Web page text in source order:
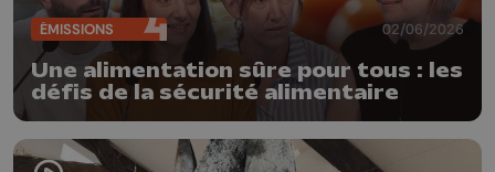
ÉMISSIONS 02/06/2026
Une alimentation sûre pour tous : les
défis de la sécurité alimentaire